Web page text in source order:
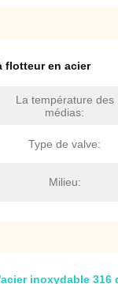
flotteur en acier
La température des
médias:
Type de valve:
Milieu:
inoxydable 316